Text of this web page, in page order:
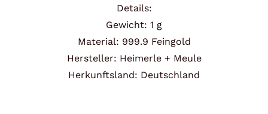
Details:
Gewicht: 1 g
Material: 999.9 Feingold
Hersteller: Heimerle + Meule
Herkunftsland: Deutschland